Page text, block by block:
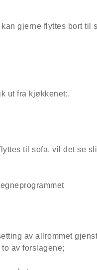
gjerne flyttes bort til
ut fra kjøkkenet;.
til sofa, vil det se
av allrommet
av forslagene;